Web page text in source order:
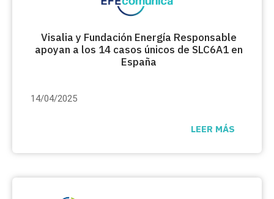
Visalia y Fundación Energía Responsable
apoyan a los 14 casos únicos de SLC6A1 en
España
14/04/2025
LEER MÁS